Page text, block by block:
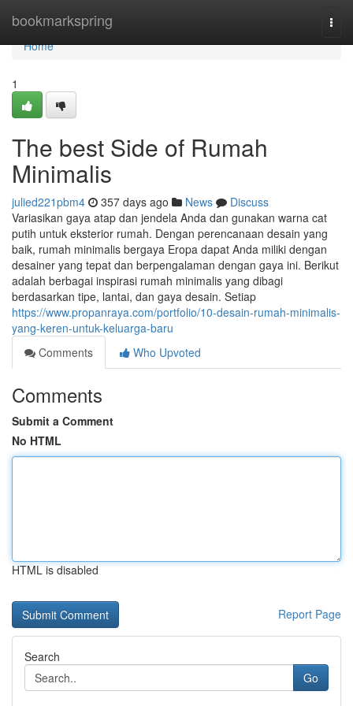
bookmarkspring
Home
Home
1
The best Side of Rumah
Minimalis
julied221pbm4 357 days ago News
Discuss
Variasikan gaya atap dan jendela Anda dan gunakan warna cat
putih untuk eksterior rumah. Dengan perencanaan desain yang
baik, rumah minimalis bergaya Eropa dapat Anda miliki dengan
desainer yang tepat dan berpengalaman dengan gaya ini. Berikut
adalah berbagai inspirasi rumah minimalis yang dibagi
berdasarkan tipe, lantai, dan gaya desain. Setiap
https://www.propanraya.com/portfolio/10-desain-rumah-minimalis-
yang-keren-untuk-keluarga-baru
Comments
Who Upvoted
Comments
Submit a Comment
No HTML
HTML is disabled
Report Page
Search
Go